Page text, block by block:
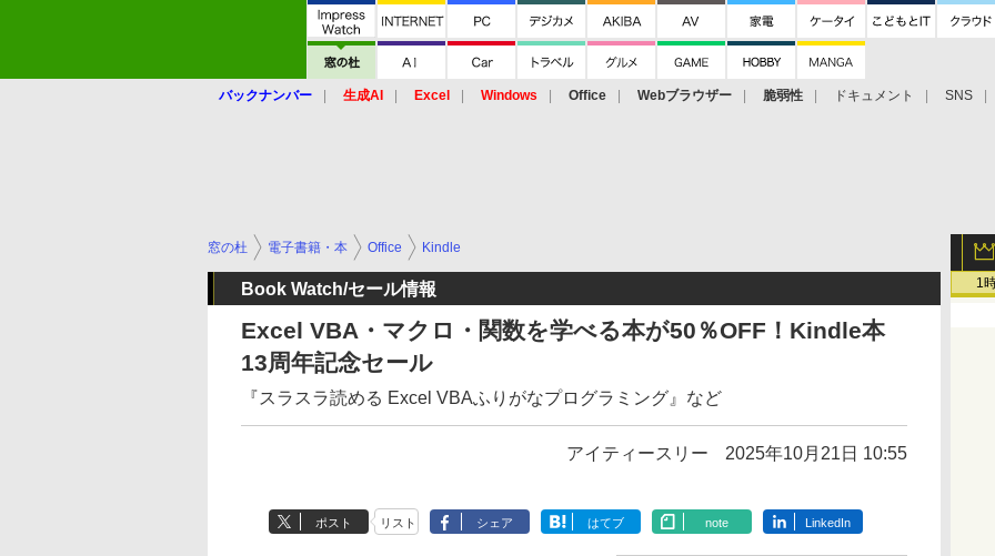
バックナンバー 生成AI Excel Windows Office Webブラウザー 脆弱性 ドキュメント SNS
1
窓の杜 電子書籍・本 Office Kindle
Book Watch/セール情報
Excel VBA・マクロ・関数を学べる本が50％OFF！Kindle本
13周年記念セール
『スラスラ読める Excel VBAふりがなプログラミング』など
アイティースリー 2025年10月21日 10:55
ポスト リスト シェア はてブ note LinkedIn